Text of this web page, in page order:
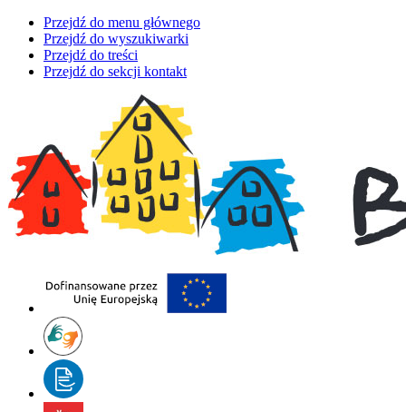
Przejdź do menu głównego
Przejdź do wyszukiwarki
Przejdź do treści
Przejdź do sekcji kontakt